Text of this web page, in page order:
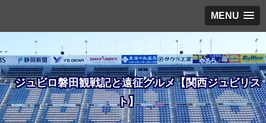
MENU
ジュビロ磐田観戦記と遠征グルメ【関西ジュビリス
ト】